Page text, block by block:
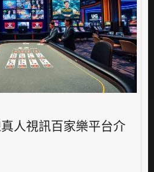
人視訊百家樂平台介